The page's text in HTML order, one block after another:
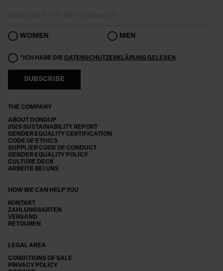
THE COMPANY
ABOUT DONDUP
2025 SUSTAINABILITY REPORT
GENDER EQUALITY CERTIFICATION
CODE OF ETHICS
SUPPLIER CODE OF CONDUCT
GENDER EQUALITY POLICY
CULTURE DECK
ARBEITE BEI UNS
HOW WE CAN HELP YOU
KONTAKT
ZAHLUNGSARTEN
VERSAND
RETOUREN
LEGAL AREA
CONDITIONS OF SALE
PRIVACY POLICY
WOMEN MEN
*ICH HABE DIE DATENSCHUTZERKLÄRUNG GELESEN
SUBSCRIBE